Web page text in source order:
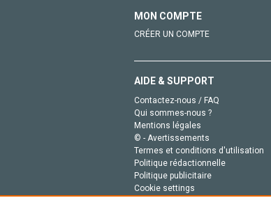
MON COMPTE
CRÉER UN COMPTE
AIDE & SUPPORT
Contactez-nous / FAQ
Qui sommes-nous ?
Mentions légales
© - Avertissements
Termes et conditions d'utilisation
Politique rédactionnelle
Politique publicitaire
Cookie settings